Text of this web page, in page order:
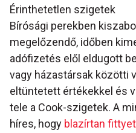
Érinthetetlen szigetek
Bírósági perekben
megelőzendő, időben
adófizetés elől eldugott
vagy házastársak közötti
eltüntetett értékekkel és
tele a Cook-szigetek. A
híres, hogy blazírtan